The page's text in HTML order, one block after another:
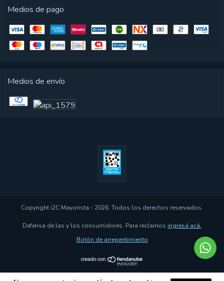
Medios de pago
Medios de envío
Copyright i2C Mayorista - 2026. Todos los derechos reservados.
Defensa de las y los consumidores. Para reclamos ingresá acá.
Botón de arrepentimiento